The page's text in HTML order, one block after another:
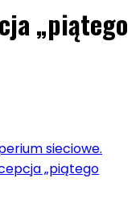
„piątego
sieciowe.
„piątego